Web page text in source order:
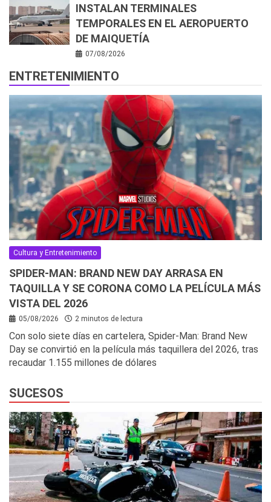
INSTALAN TERMINALES
TEMPORALES EN EL AEROPUERTO
DE MAIQUETÍA
07/08/2026
ENTRETENIMIENTO
Cultura y Entretenimiento
SPIDER-MAN: BRAND NEW DAY ARRASA EN
TAQUILLA Y SE CORONA COMO LA PELÍCULA MÁS
VISTA DEL 2026
05/08/2026 2 minutos de lectura
Con solo siete días en cartelera, Spider-Man: Brand New
Day se convirtió en la película más taquillera del 2026, tras
recaudar 1.155 millones de dólares
SUCESOS